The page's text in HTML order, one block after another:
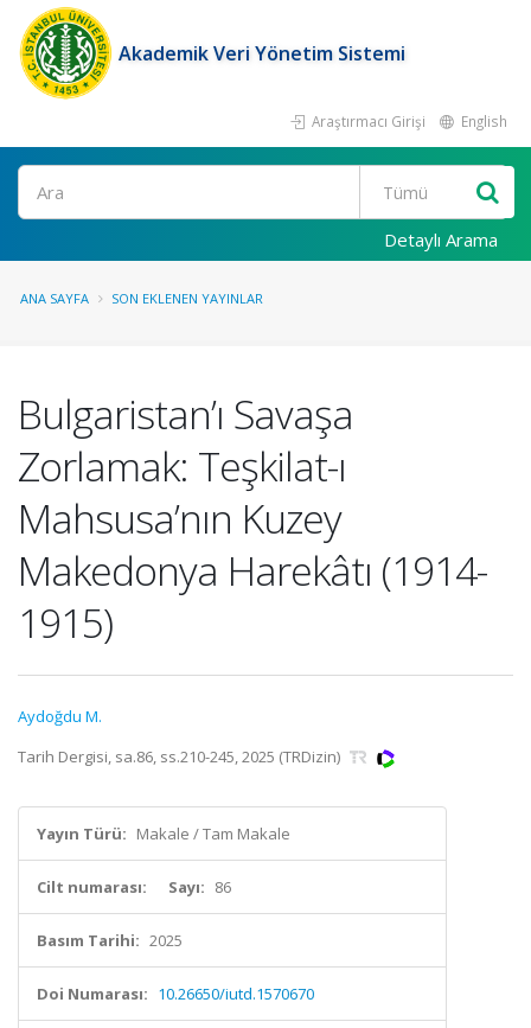
Akademik Veri Yönetim Sistemi
Araştırmacı Girişi English
Ara
Detaylı Arama
ANA SAYFA SON EKLENEN YAYINLAR
Bulgaristan’ı Savaşa
Zorlamak: Teşkilat-ı
Mahsusa’nın Kuzey
Makedonya Harekâtı (1914-
1915)
Aydoğdu M.
Tarih Dergisi, sa.86, ss.210-245, 2025 (TRDizin)
Yayın Türü: Makale / Tam Makale
Cilt numarası: Sayı: 86
Basım Tarihi: 2025
Doi Numarası: 10.26650/iutd.1570670